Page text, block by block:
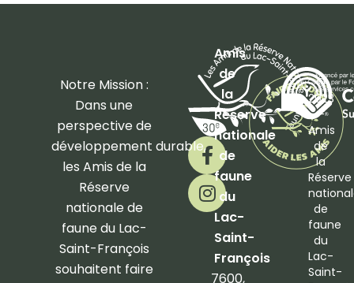
F
a
c
e
b
o
o
k
I
n
s
t
a
g
a
Amis
de
la
Réserve
nationale
de
faune
du
Lac-
Saint-
François
7600,
Notre Mission :
Dans une
perspective de
développement durable,
les Amis de la
Réserve
nationale de
faune du Lac-
Saint-François
souhaitent faire
©
2023
–
Amis
de
la
Réserve
de
faune
du
Lac-
Saint-